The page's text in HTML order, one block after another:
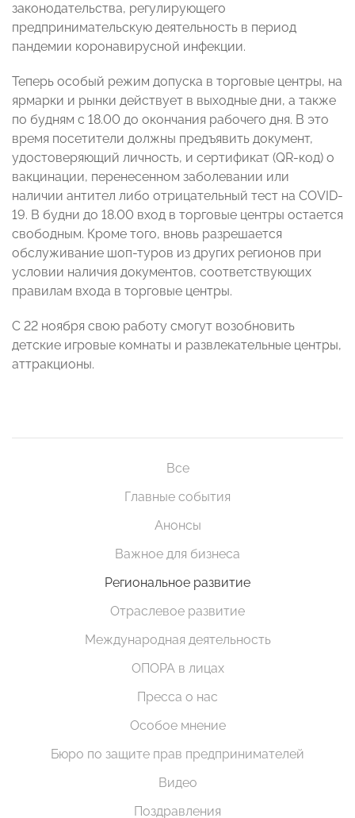
законодательства, регулирующего
предпринимательскую деятельность в период
пандемии коронавирусной инфекции.
Теперь особый режим допуска в торговые центры, на
ярмарки и рынки действует в выходные дни, а также
по будням с 18.00 до окончания рабочего дня. В это
время посетители должны предъявить документ,
удостоверяющий личность, и сертификат (QR-код) о
вакцинации, перенесенном заболевании или
наличии антител либо отрицательный тест на COVID-
19. В будни до 18.00 вход в торговые центры остается
свободным. Кроме того, вновь разрешается
обслуживание шоп-туров из других регионов при
условии наличия документов, соответствующих
правилам входа в торговые центры.
С 22 ноября свою работу смогут возобновить
детские игровые комнаты и развлекательные центры,
аттракционы.
Все
Главные события
Анонсы
Важное для бизнеса
Региональное развитие
Отраслевое развитие
Международная деятельность
ОПОРА в лицах
Пресса о нас
Особое мнение
Бюро по защите прав предпринимателей
Видео
Поздравления